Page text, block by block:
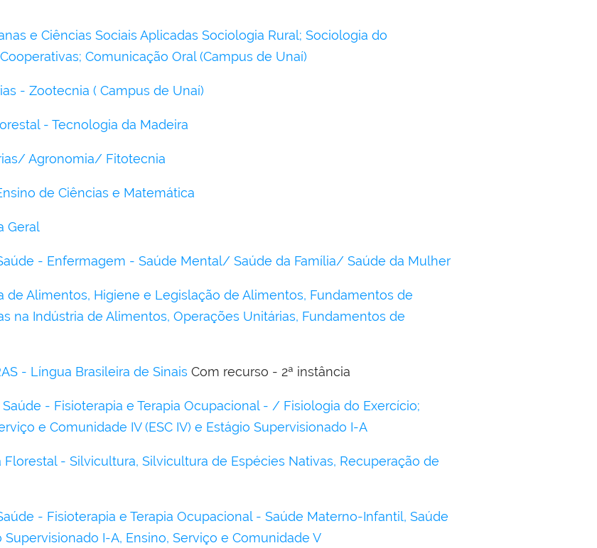
e Ciências Sociais Aplicadas Sociologia Rural; Sociologia do
Comunicação Oral (Campus de Unaí)
- Zootecnia ( Campus de Unaí)
- Tecnologia da Madeira
Agronomia/ Fitotecnia
de Ciências e Matemática
Geral
- Enfermagem - Saúde Mental/ Saúde da Família/ Saúde da Mulher
de Alimentos, Higiene e Legislação de Alimentos, Fundamentos de
na Indústria de Alimentos, Operações Unitárias, Fundamentos de
- Língua Brasileira de Sinais Com recurso - 2ª instância
- Fisioterapia e Terapia Ocupacional - / Fisiologia do Exercício;
e Comunidade IV (ESC IV) e Estágio Supervisionado I-A
- Silvicultura, Silvicultura de Espécies Nativas, Recuperação de
- Fisioterapia e Terapia Ocupacional - Saúde Materno-Infantil, Saúde
I-A, Ensino, Serviço e Comunidade V